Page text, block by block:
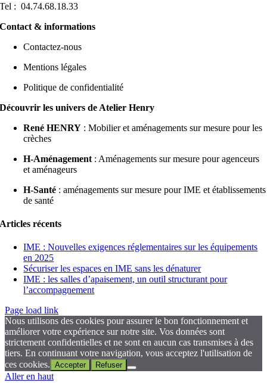
Tel : 04.74.68.18.33
Contact & informations
Contactez-nous
Mentions légales
Politique de confidentialité
Découvrir les univers de Atelier Henry
René HENRY : Mobilier et aménagements sur mesure pour les
crèches
H-Aménagement : Aménagements sur mesure pour agenceurs
et aménageurs
H-Santé : aménagements sur mesure pour IME et établissements
de santé
Articles récents
IME : Nouvelles exigences réglementaires sur les équipements
en 2025
Sécuriser les espaces en IME sans les dénaturer
IME : les salles d’apaisement, un outil structurant pour
l’accompagnement
Page load link
Nous utilisons des cookies pour assurer le bon fonctionnement et
améliorer votre expérience sur notre site. Vos données sont
strictement confidentielles et ne sont en aucun cas transmises à des
tiers. En continuant votre navigation, vous acceptez l'utilisation de
ces cookies. Accepter Refuser
Aller en haut